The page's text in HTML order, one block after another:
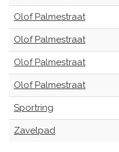
Olof Palmestraat
Olof Palmestraat
Olof Palmestraat
Olof Palmestraat
Sportring
Zavelpad